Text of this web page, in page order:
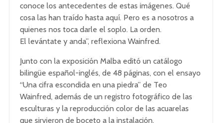
conoce los antecedentes de estas imágenes. Qué
cosa las han traído hasta aquí. Pero es a nosotros a
quienes nos toca darle el soplo. La orden.
El levántate y anda”, reflexiona Wainfred.
Junto con la exposición Malba editó un catálogo
bilingüe español-inglés, de 48 páginas, con el ensayo
“Una cifra escondida en una piedra” de Teo
Wainfred, además de un registro fotográfico de las
esculturas y la reproducción color de las acuarelas
que sirvieron de boceto a la instalación.